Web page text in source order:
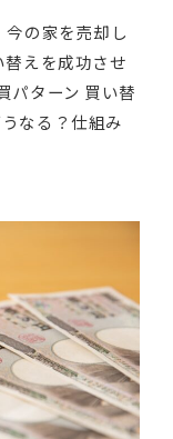
の家を売却し
えを成功させ
パターン 買い替
なる？仕組み